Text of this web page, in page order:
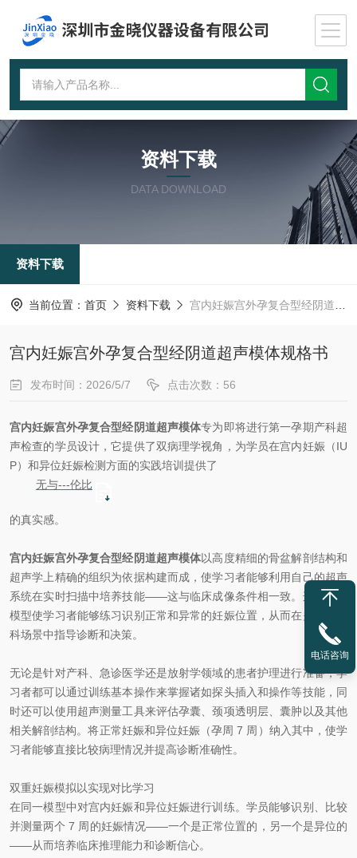
资料下载
DATA DOWNLOAD
资料下载
当前位置： 首页 资料下载 宫内妊娠宫外孕复合型经阴道超声模体规格书
宫内妊娠宫外孕复合型经阴道超声模体规格书
发布时间：2026/5/7 点击次数：56
宫内妊娠宫外孕复合型经阴道超声模体专为即将进行第一孕期产科超
声检查的学员设计，它提供了双病理学视角，为学员在宫内妊娠（IU
P）和异位妊娠检测方面的实践培训提供了
无与---伦比
的真实感。
宫内妊娠宫外孕复合型经阴道超声模体以高度精细的骨盆解剖结构和
超声学上精确的组织为依据构建而成，使学习者能够利用自己的超声
系统在实时扫描中培养技能——这与临床成像条件相一致。这种混合
模型使学习者能够练习识别正常和异常的妊娠位置，从而在关键的产
科场景中指导诊断和决策。
无论是针对产科、急诊医学还是放射学领域的患者护理进行准备，学
习者都可以通过训练基本操作来掌握诸如探头插入和操作等技能，同
时还可以使用超声测量工具来评估孕囊、颈项透明层、囊肿以及其他
相关解剖结构。将正常妊娠和异位妊娠（孕周 7 周）纳入其中，使学
习者能够直接比较病理情况并提高诊断准确性。
双重妊娠模拟以实现对比学习
在同一模型中对宫内妊娠和异位妊娠进行训练。学员能够识别、比较
并测量两个 7 周的妊娠情况——一个是正常位置的，另一个是异位的
——从而培养临床推理能力和诊断信心。
电话咨询